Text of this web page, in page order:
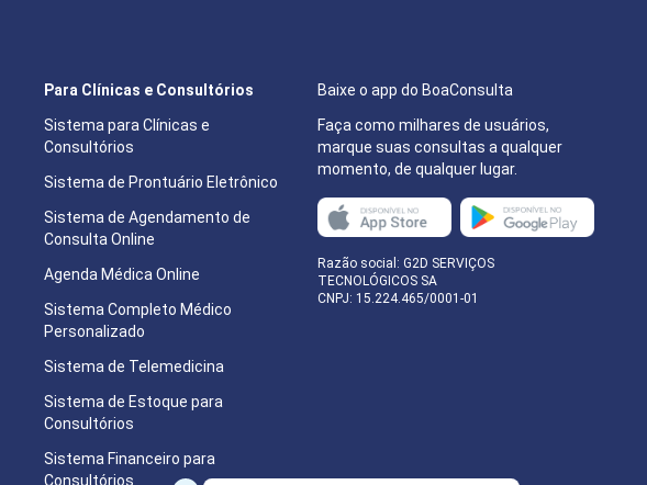
Baixe o app do BoaConsulta
Faça como milhares de usuários,
marque suas consultas a qualquer
momento, de qualquer lugar.
Razão social: G2D SERVIÇOS
TECNOLÓGICOS SA
CNPJ: 15.224.465/0001-01
Para Clínicas e Consultórios
Sistema para Clínicas e
Consultórios
Sistema de Prontuário Eletrônico
Sistema de Agendamento de
Consulta Online
Agenda Médica Online
Sistema Completo Médico
Personalizado
Sistema de Telemedicina
Sistema de Estoque para
Consultórios
Sistema Financeiro para
Consultórios